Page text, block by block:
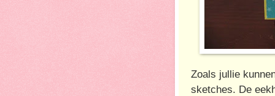
Zoals jullie
sketches. De